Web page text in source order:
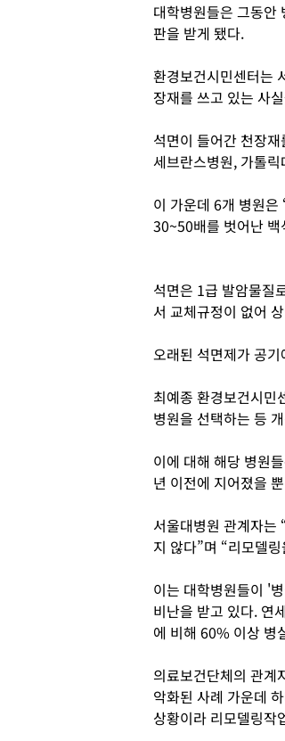
대학병원들은 그동안
판을 받게 됐다.
환경보건시민센터는
장재를 쓰고 있는 사
석면이 들어간 천장
세브란스병원, 가톨
이 가운데 6개 병원은
30~50배를 벗어난
석면은 1급 발암물질
서 교체규정이 없어
오래된 석면제가 공
최예종 환경보건시민
병원을 선택하는 등
이에 대해 해당 병원
년 이전에 지어졌을
서울대병원 관계자는
지 않다”며 “리모델
이는 대학병원들이 '
비난을 받고 있다. 연
에 비해 60% 이상 병
의료보건단체의 관계
악화된 사례 가운데
상황이라 리모델링작